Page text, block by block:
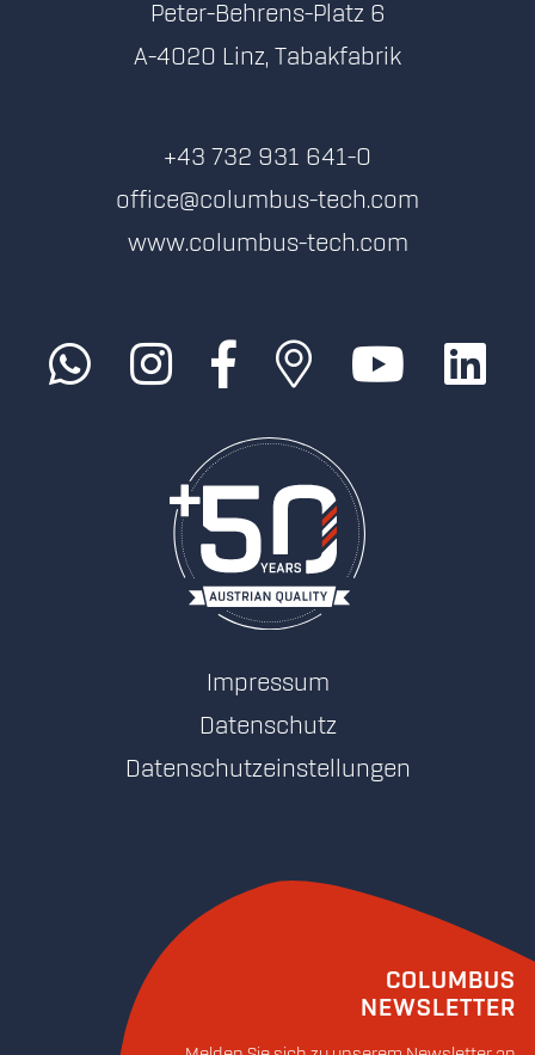
Peter-Behrens-Platz 6
A-4020 Linz, Tabakfabrik
+43 732 931 641-0
office@columbus-tech.com
www.columbus-tech.com
Impressum
Datenschutz
Datenschutzeinstellungen
COLUMBUS
NEWSLETTER